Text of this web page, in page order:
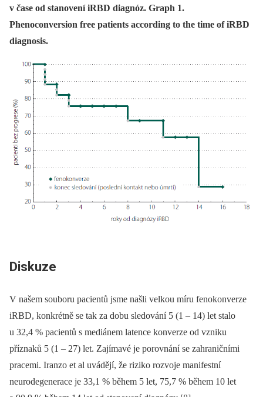
v čase od stanovení iRBD diagnóz. Graph 1.
Phenoconversion free patients according to the time of iRBD
diagnosis.
Diskuze
V našem souboru pacientů jsme našli velkou míru fenokonverze
iRBD, konkrétně se tak za dobu sledování 5 (1 –⁠ 14) let stalo
u 32,4 % pacientů s mediánem latence konverze od vzniku
příznaků 5 (1 –⁠ 27) let. Zajímavé je porovnání se zahraničními
pracemi. Iranzo et al uvádějí, že riziko rozvoje manifestní
neurodegenerace je 33,1 % během 5 let, 75,7 % během 10 let